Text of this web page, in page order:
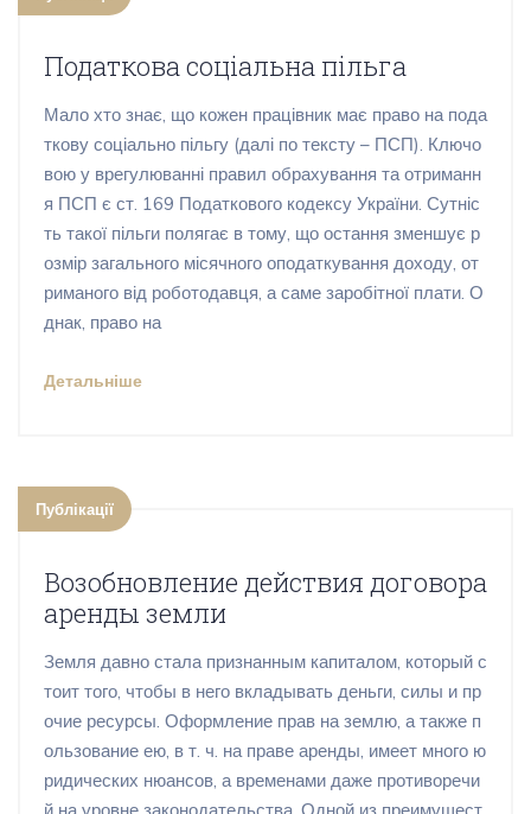
Податкова соціальна пільга
Мало хто знає, що кожен працівник має право на пода
ткову соціально пільгу (далі по тексту – ПСП). Ключо
вою у врегулюванні правил обрахування та отриманн
я ПСП є ст. 169 Податкового кодексу України. Сутніс
ть такої пільги полягає в тому, що остання зменшує р
озмір загального місячного оподаткування доходу, от
риманого від роботодавця, а саме заробітної плати. О
днак, право на
Детальніше
Публікації
Возобновление действия договора
аренды земли
Земля давно стала признанным капиталом, который с
тоит того, чтобы в него вкладывать деньги, силы и пр
очие ресурсы. Оформление прав на землю, а также п
ользование ею, в т. ч. на праве аренды, имеет много ю
ридических нюансов, а временами даже противоречи